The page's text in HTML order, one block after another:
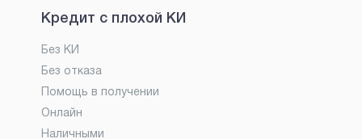
Кредит с плохой КИ
Без КИ
Без отказа
Помощь в получении
Онлайн
Наличными